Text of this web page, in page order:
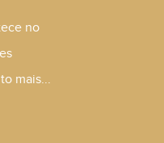
no
mais...